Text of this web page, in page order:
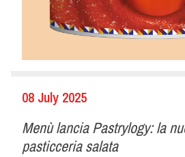
08 July 2025
Menù lancia Pastrylogy: la
pasticceria salata